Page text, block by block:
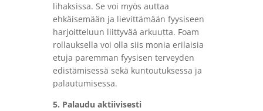
lihaksissa. Se voi myös auttaa
ehkäisemään ja lievittämään fyysiseen
harjoitteluun liittyvää arkuutta. Foam
rollauksella voi olla siis monia erilaisia ​​
etuja paremman fyysisen terveyden
edistämisessä sekä kuntoutuksessa ja
palautumisessa.
5. Palaudu aktiivisesti